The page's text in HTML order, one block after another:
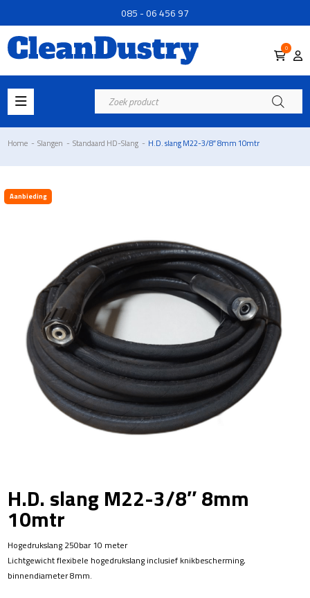
085 - 06 456 97
0
Producten
zoeken
Home - Slangen - Standaard HD-Slang - H.D. slang M22-3/8″ 8mm 10mtr
Aanbieding
H.D. slang M22-3/8″ 8mm
10mtr
Hogedrukslang 250bar 10 meter
Lichtgewicht flexibele hogedrukslang inclusief knikbescherming,
binnendiameter 8mm.